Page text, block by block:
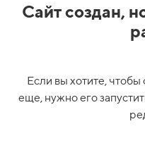
Сайт создан,
Если вы хотите, чтобы
еще, нужно его